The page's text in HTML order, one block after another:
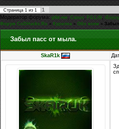
Страница 1 из 1
1
Модератор форума:g0d-me,Casus, FiLLiN,iEnjoy
Форум CoDHacks.Ru » Курилка » Обо всем »
Забыл пасс от мыла.
SkaR1k